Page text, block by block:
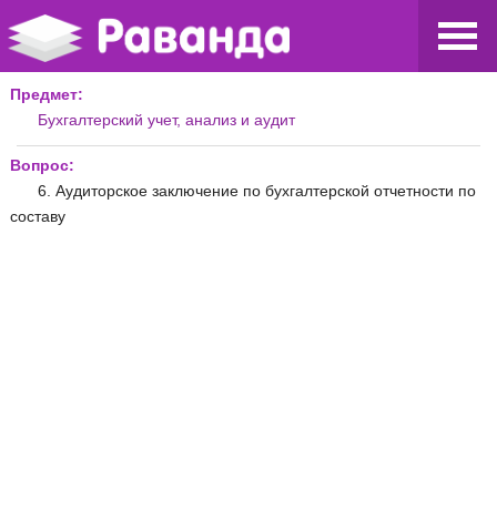
Предмет:
Бухгалтерский учет, анализ и аудит
Вопрос:
6. Аудиторское заключение по бухгалтерской отчетности по
составу